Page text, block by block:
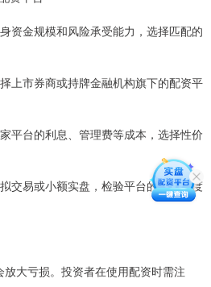
资金规模和风险承受能力，选择匹配的
上市券商或持牌金融机构旗下的配资平
平台的利息、管理费等成本，选择性价
交易或小额实盘，检验平台的交易速度
大亏损。投资者在使用配资时需注